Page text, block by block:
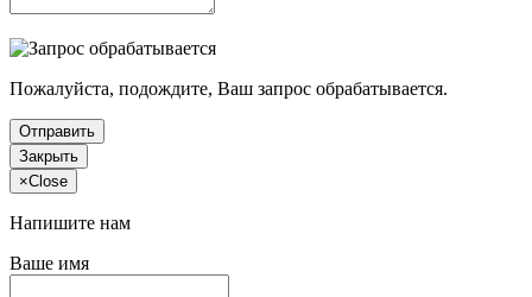
Пожалуйста, подождите, Ваш запрос обрабатывается.
Отправить
Закрыть
×Close
Напишите нам
Ваше имя